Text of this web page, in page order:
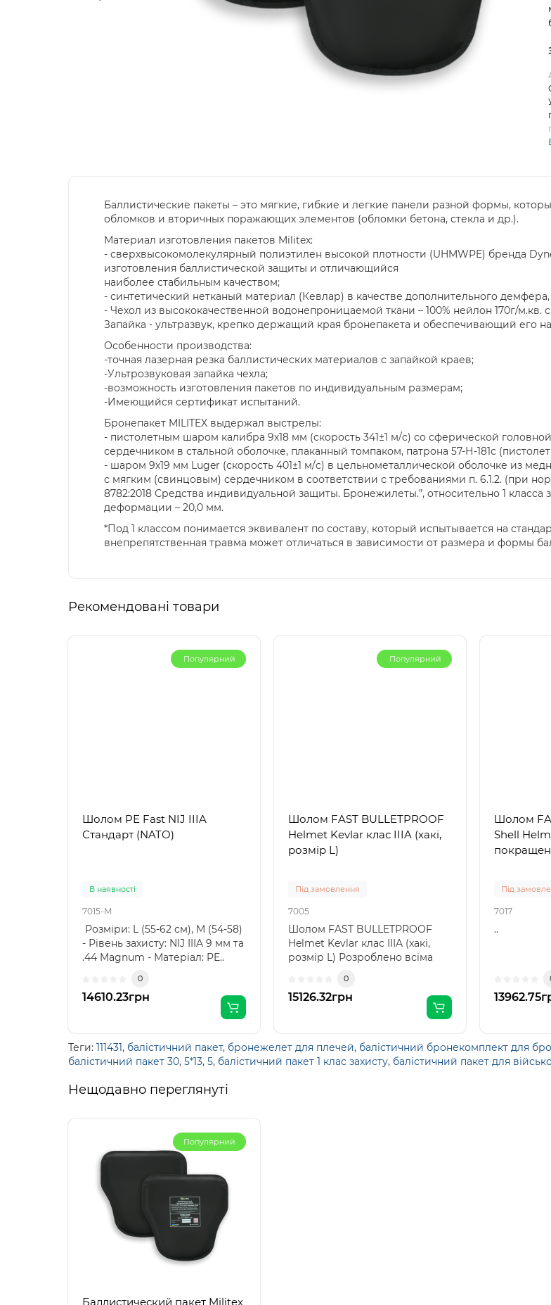
Баллистические пакеты – это мягкие, гибкие и легкие панели разной формы,
обломков и вторичных поражающих элементов (обломки бетона, стекла и др.).
Материал изготовления пакетов Militex:
- сверхвысокомолекулярный полиэтилен высокой плотности (UHMWPE) бренда
изготовления баллистической защиты и отличающийся
наиболее стабильным качеством;
- синтетический нетканый материал (Кевлар) в качестве дополнительного
- Чехол из высококачественной водонепроницаемой ткани – 100% нейлон 170г/
Запайка - ультразвук, крепко держащий края бронепакета и обеспечивающий его
Особенности производства:
-точная лазерная резка баллистических материалов с запайкой краев;
-Ультрозвуковая запайка чехла;
-возможность изготовления пакетов по индивидуальным размерам;
-Имеющийся сертификат испытаний.
Бронепакет MILITEX выдержал выстрелы:
- пистолетным шаром калибра 9х18 мм (скорость 341±1 м/c) со сферической
сердечником в стальной оболочке, плаканный томпаком, патрона 57-Н-181с
- шаром 9х19 мм Luger (скорость 401±1 м/c) в цельнометаллической оболочке из
с мягким (свинцовым) сердечником в соответствии с требованиями п. 6.1.2. (при
8782:2018 Средства индивидуальной защиты. Бронежилеты.”, относительно 1
деформации – 20,0 мм.
*Под 1 классом понимается эквивалент по составу, который испытывается на
внепрепятственная травма может отличаться в зависимости от размера и формы
Рекомендовані товари
Популярний
Шолом PE Fast NIJ IIIA
Стандарт (NATO)
В наявності
7015-M
Розміри: L (55-62 см), M (54-58)
- Рівень захисту: NIJ IIIA 9 мм та
.44 Magnum - Матеріал: PE..
0
14610.23грн
Популярний
Шолом FAST BULLETPROOF
Helmet Kevlar клас IIIA (хакі,
розмір L)
Під замовлення
7005
Шолом FAST BULLETPROOF
Helmet Kevlar клас IIIA (хакі,
розмір L) Розроблено всіма
0
15126.32грн
Шолом
Shell
Під
7017
..
Теги: 111431, балістичний пакет, бронежелет для плечей, балістичний бронекомплект для
балістичний пакет 30, 5*13, 5, балістичний пакет 1 клас захисту, балістичний пакет для
Нещодавно переглянуті
Популярний
Баллистический пакет Militex